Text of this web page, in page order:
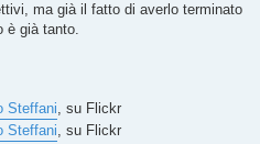
ma già il fatto di averlo terminato
è già tanto.
Steffani, su Flickr
Steffani , su Flickr